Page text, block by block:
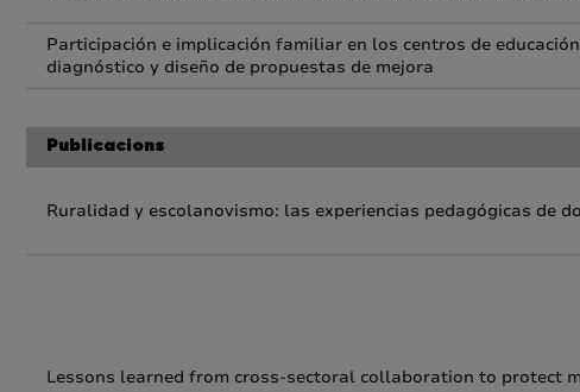
Participación e implicación familiar en los centros de
diagnóstico y diseño de propuestas de mejora
Publicacions
Ruralidad y escolanovismo: las experiencias pedagógicas de
Lessons learned from cross-sectoral collaboration to protect